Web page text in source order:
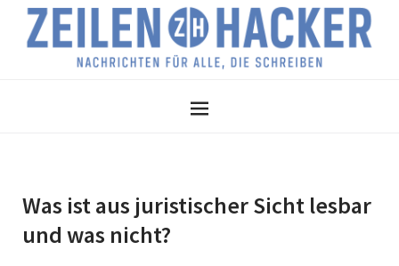
Was ist aus juristischer Sicht lesbar
und was nicht?